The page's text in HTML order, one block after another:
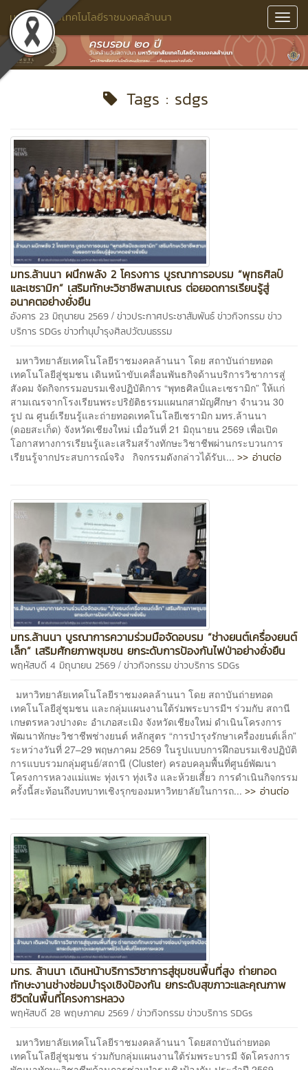
มหาวิทยาลัยเทคโนโลยีราชมงคลล้านนา
Tags : sdgs
มทร.ล้านนา ผนึกพลัง 2 โครงการ บูรณาการอบรม “พุทธศิลป์
และเซรามิก” เสริมทักษะวิชาชีพสามเณร ต่อยอดการเรียนรู้สู่
อนาคตอย่างยั่งยืน
อังคาร 23 มิถุนายน 2569 / ข่าวประกาศประชาสัมพันธ์ข่าวกิจกรรมข่าว
บริการSDGsข่าวทำนุบำรุงศิลปวัฒนธรรม
มหาวิทยาลัยเทคโนโลยีราชมงคลล้านนา โดย สถาบันถ่ายทอด
เทคโนโลยีสู่ชุมชน เดินหน้าขับเคลื่อนพันธกิจด้านบริการวิชาการสู่
สังคม จัดกิจกรรมอบรมเชิงปฏิบัติการ “พุทธศิลป์และเซรามิก” ให้แก่
สามเณรจากโรงเรียนพระปริยัติธรรมแผนกสามัญศึกษา จำนวน 30
รูป ณ ศูนย์เรียนรู้และถ่ายทอดเทคโนโลยีเซรามิก มทร.ล้านนา
(ดอยสะเก็ด) จังหวัดเชียงใหม่ เมื่อวันที่ 21 มิถุนายน 2569 เพื่อเปิด
โอกาสทางการเรียนรู้และเสริมสร้างทักษะวิชาชีพผ่านกระบวนการ
เรียนรู้จากประสบการณ์จริง กิจกรรมดังกล่าวได้รับเ... >> อ่านต่อ
มทร.ล้านนา บูรณาการความร่วมมือจัดอบรม “ช่างยนต์เครื่องยนต์
เล็ก” เสริมศักยภาพชุมชน ยกระดับการป้องกันไฟป่าอย่างยั่งยืน
พฤหัสบดี 4 มิถุนายน 2569 / ข่าวกิจกรรมข่าวบริการSDGs
มหาวิทยาลัยเทคโนโลยีราชมงคลล้านนา โดย สถาบันถ่ายทอด
เทคโนโลยีสู่ชุมชน และกลุ่มแผนงานใต้ร่มพระบารมีฯ ร่วมกับ สถานี
เกษตรหลวงปางดะ อำเภอสะเมิง จังหวัดเชียงใหม่ ดำเนินโครงการ
พัฒนาทักษะวิชาชีพช่างยนต์ หลักสูตร “การบำรุงรักษาเครื่องยนต์เล็ก”
ระหว่างวันที่ 27–29 พฤษภาคม 2569 ในรูปแบบการฝึกอบรมเชิงปฏิบัติ
การแบบรวมกลุ่มศูนย์/สถานี (Cluster) ครอบคลุมพื้นที่ศูนย์พัฒนา
โครงการหลวงแม่แพะ ทุ่งเรา ทุ่งเริง และห้วยเสี้ยว การดำเนินกิจกรรม
ครั้งนี้สะท้อนถึงบทบาทเชิงรุกของมหาวิทยาลัยในการถ... >> อ่านต่อ
มทร. ล้านนา เดินหน้าบริการวิชาการสู่ชุมชนพื้นที่สูง ถ่ายทอด
ทักษะงานช่างซ่อมบำรุงเชิงป้องกัน ยกระดับสุขภาวะและคุณภาพ
ชีวิตในพื้นที่โครงการหลวง
พฤหัสบดี 28 พฤษภาคม 2569 / ข่าวกิจกรรมข่าวบริการSDGs
มหาวิทยาลัยเทคโนโลยีราชมงคลล้านนา โดยสถาบันถ่ายทอด
เทคโนโลยีสู่ชุมชน ร่วมกับกลุ่มแผนงานใต้ร่มพระบารมี จัดโครงการ